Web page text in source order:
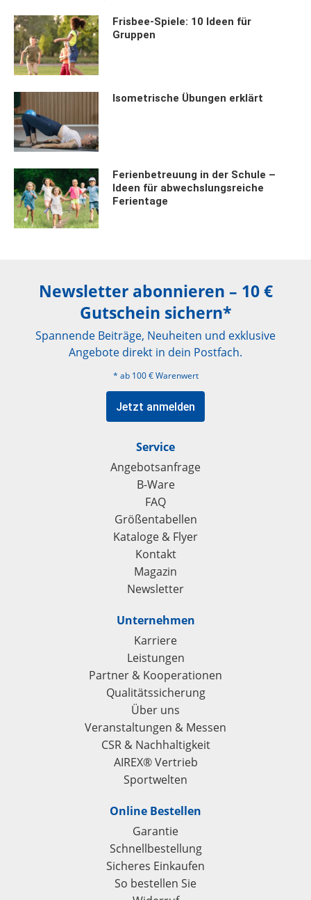
Frisbee-Spiele: 10 Ideen für
Gruppen
Isometrische Übungen erklärt
Ferienbetreuung in der Schule –
Ideen für abwechslungsreiche
Ferientage
Newsletter abonnieren – 10 €
Gutschein sichern*
Spannende Beiträge, Neuheiten und exklusive
Angebote direkt in dein Postfach.
* ab 100 € Warenwert
Jetzt anmelden
Service
Angebotsanfrage
B-Ware
FAQ
Größentabellen
Kataloge & Flyer
Kontakt
Magazin
Newsletter
Unternehmen
Karriere
Leistungen
Partner & Kooperationen
Qualitätssicherung
Über uns
Veranstaltungen & Messen
CSR & Nachhaltigkeit
AIREX® Vertrieb
Sportwelten
Online Bestellen
Garantie
Schnellbestellung
Sicheres Einkaufen
So bestellen Sie